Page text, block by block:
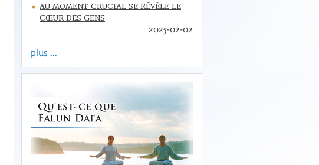
AU MOMENT CRUCIAL SE RÉVÈLE LE
CŒUR DES GENS
2025-02-02
plus ...